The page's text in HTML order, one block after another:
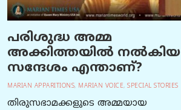
പരിശുദ്ധ അമ്മ
അക്കിത്തയില്‍ നല്‍കിയ
സന്ദേശം എന്താണ്?
MARIAN APPARITIONS, MARIAN VOICE, SPECIAL STORIES
തിരുസഭാമക്കളുടെ അമ്മയായ